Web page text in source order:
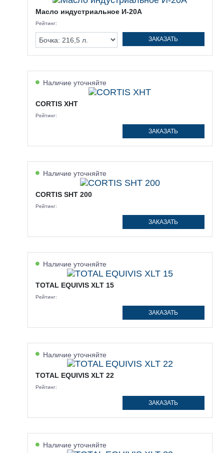
Масло индустриальное И-20А
Рейтинг:
ЗАКАЗАТЬ
Наличие уточняйте
CORTIS XHT
Рейтинг:
ЗАКАЗАТЬ
Наличие уточняйте
CORTIS SHT 200
Рейтинг:
ЗАКАЗАТЬ
Наличие уточняйте
TOTAL EQUIVIS XLT 15
Рейтинг:
ЗАКАЗАТЬ
Наличие уточняйте
TOTAL EQUIVIS XLT 22
Рейтинг:
ЗАКАЗАТЬ
Наличие уточняйте